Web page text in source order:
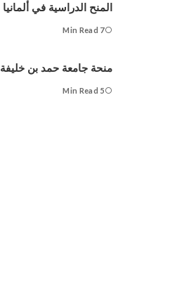
المنح الدراسية في ألمانيا 2023 | لدراسة الماجستير والدكتوراه
7 Min Read
منحة جامعة حمد بن خليفة 2023 | الممولة بالكامل في قطر– تعرف على التفاصيل
5 Min Read